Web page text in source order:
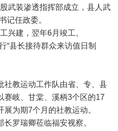
装渗透指挥部成立，县人武
记任政委。
建，翌年6月竣工。
县长接待群众来访值日制
教运动工作队由省、专、县
赛岐、甘棠、溪柄3个区的17
为期7个月的社教运动。
罗瑞卿莅临福安视察。